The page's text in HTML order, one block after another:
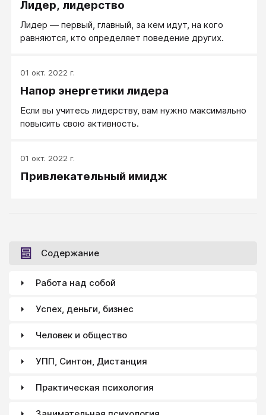
Лидер, лидерство
Лидер — первый, главный, за кем идут, на кого
равняются, кто определяет поведение других.
01 окт. 2022 г.
Напор энергетики лидера
Если вы учитесь лидерству, вам нужно максимально
повысить свою активность.
01 окт. 2022 г.
Привлекательный имидж
Содержание
Работа над собой
Успех, деньги, бизнес
Человек и общество
УПП, Синтон, Дистанция
Практическая психология